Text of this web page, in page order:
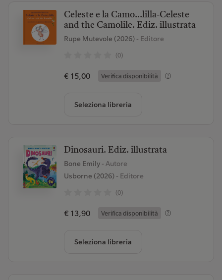
Celeste e la Camo...lilla-Celeste
and the Camolile. Ediz. illustrata
Rupe Mutevole (2026)- Editore
(0)
€ 15,00 Verifica disponibilità
Seleziona libreria
Dinosauri. Ediz. illustrata
Bone Emily - Autore
Usborne (2026)- Editore
(0)
€ 13,90 Verifica disponibilità
Seleziona libreria